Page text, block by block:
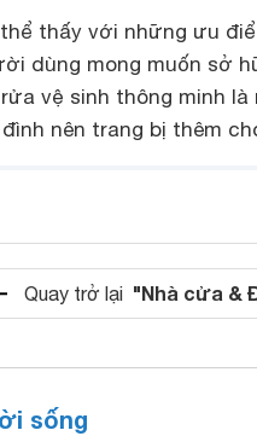
thấy với những ưu
dùng mong muốn sở
vệ sinh thông minh
nên trang bị thêm
Quay trở lại "Nhà cửa &
sống